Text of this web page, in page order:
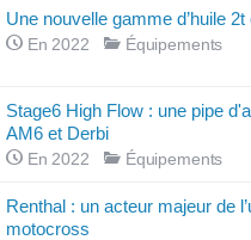
Une nouvelle gamme d’huile
En 2022 Équipements
Stage6 High Flow : une pipe
AM6 et Derbi
En 2022 Équipements
Renthal : un acteur majeur de
motocross